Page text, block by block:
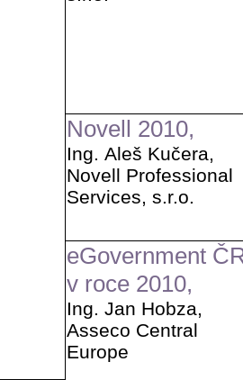
Novell 2010,
Ing. Aleš Kučera,
Novell Professional
Services, s.r.o.
eGovernment
v roce 2010,
Ing. Jan Hobza,
Asseco Central
Europe